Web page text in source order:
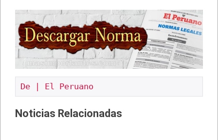
De | El Peruano
Noticias Relacionadas